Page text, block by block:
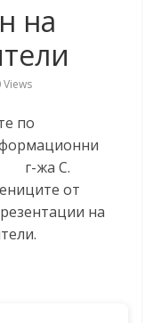
на
Views
по
г-жа С.
от
на